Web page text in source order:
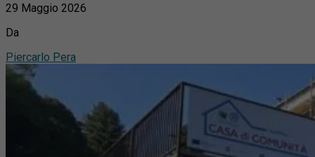
29 Maggio 2026
Da
Piercarlo Pera